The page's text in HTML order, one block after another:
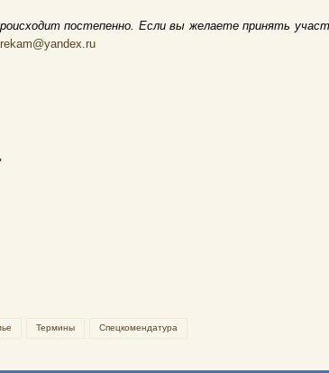
постепенно. Если вы желаете принять
Термины Спецкомендатура